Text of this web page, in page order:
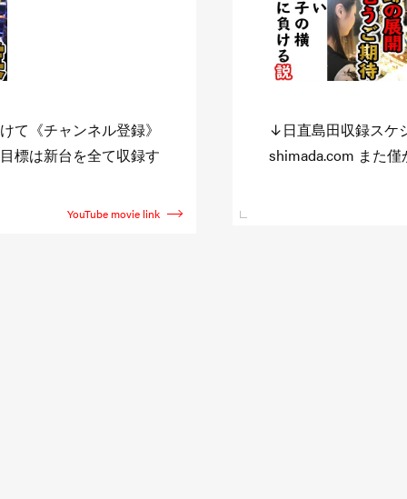
て《チャンネル登録》
標は新台を全て収録す
YouTube movie link
↓日直島田収録ス
shimada.com また